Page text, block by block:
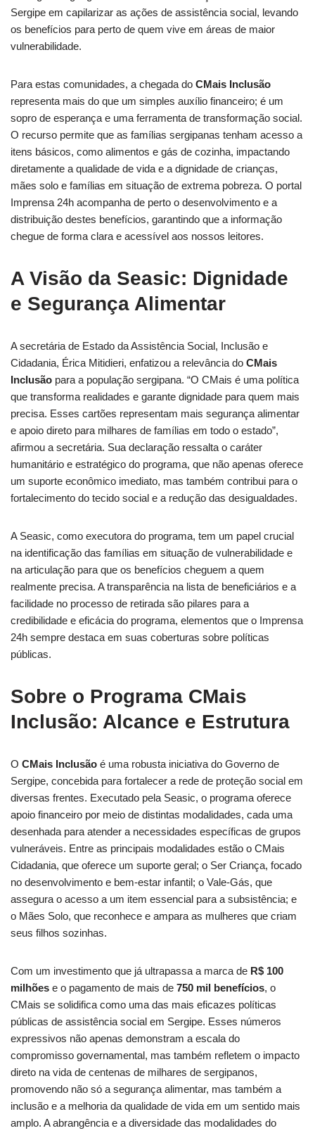
Sergipe em capilarizar as ações de assistência social, levando
os benefícios para perto de quem vive em áreas de maior
vulnerabilidade.
Para estas comunidades, a chegada do CMais Inclusão
representa mais do que um simples auxílio financeiro; é um
sopro de esperança e uma ferramenta de transformação social.
O recurso permite que as famílias sergipanas tenham acesso a
itens básicos, como alimentos e gás de cozinha, impactando
diretamente a qualidade de vida e a dignidade de crianças,
mães solo e famílias em situação de extrema pobreza. O portal
Imprensa 24h acompanha de perto o desenvolvimento e a
distribuição destes benefícios, garantindo que a informação
chegue de forma clara e acessível aos nossos leitores.
A Visão da Seasic: Dignidade
e Segurança Alimentar
A secretária de Estado da Assistência Social, Inclusão e
Cidadania, Érica Mitidieri, enfatizou a relevância do CMais
Inclusão para a população sergipana. “O CMais é uma política
que transforma realidades e garante dignidade para quem mais
precisa. Esses cartões representam mais segurança alimentar
e apoio direto para milhares de famílias em todo o estado”,
afirmou a secretária. Sua declaração ressalta o caráter
humanitário e estratégico do programa, que não apenas oferece
um suporte econômico imediato, mas também contribui para o
fortalecimento do tecido social e a redução das desigualdades.
A Seasic, como executora do programa, tem um papel crucial
na identificação das famílias em situação de vulnerabilidade e
na articulação para que os benefícios cheguem a quem
realmente precisa. A transparência na lista de beneficiários e a
facilidade no processo de retirada são pilares para a
credibilidade e eficácia do programa, elementos que o Imprensa
24h sempre destaca em suas coberturas sobre políticas
públicas.
Sobre o Programa CMais
Inclusão: Alcance e Estrutura
O CMais Inclusão é uma robusta iniciativa do Governo de
Sergipe, concebida para fortalecer a rede de proteção social em
diversas frentes. Executado pela Seasic, o programa oferece
apoio financeiro por meio de distintas modalidades, cada uma
desenhada para atender a necessidades específicas de grupos
vulneráveis. Entre as principais modalidades estão o CMais
Cidadania, que oferece um suporte geral; o Ser Criança, focado
no desenvolvimento e bem-estar infantil; o Vale-Gás, que
assegura o acesso a um item essencial para a subsistência; e
o Mães Solo, que reconhece e ampara as mulheres que criam
seus filhos sozinhas.
Com um investimento que já ultrapassa a marca de R$ 100
milhões e o pagamento de mais de 750 mil benefícios, o
CMais se solidifica como uma das mais eficazes políticas
públicas de assistência social em Sergipe. Esses números
expressivos não apenas demonstram a escala do
compromisso governamental, mas também refletem o impacto
direto na vida de centenas de milhares de sergipanos,
promovendo não só a segurança alimentar, mas também a
inclusão e a melhoria da qualidade de vida em um sentido mais
amplo. A abrangência e a diversidade das modalidades do